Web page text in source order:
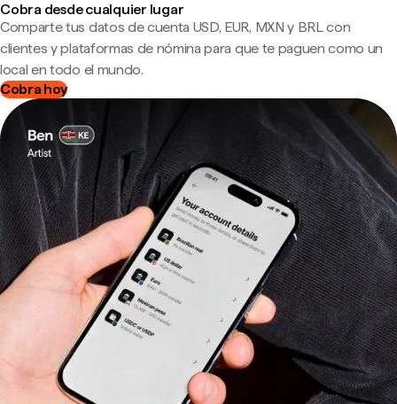
Cobra desde cualquier lugar
Comparte tus datos de cuenta USD, EUR, MXN y BRL con
clientes y plataformas de nómina para que te paguen como un
local en todo el mundo.
Cobra hoy